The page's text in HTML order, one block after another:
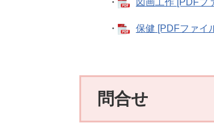
・ 図画工作 [PDFフ
・ 保健 [PDFファイ
問合せ